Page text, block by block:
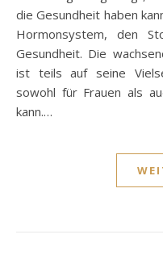
die Gesundheit haben
Hormonsystem, den
Gesundheit. Die
ist teils auf seine
sowohl für Frauen als
kann.…